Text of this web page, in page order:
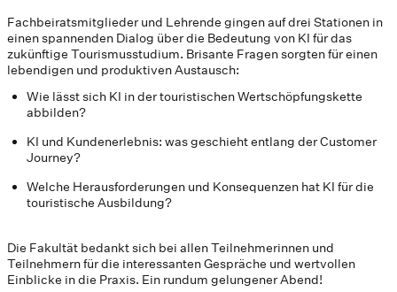
Fachbeiratsmitglieder und Lehrende gingen auf drei Stationen in
einen spannenden Dialog über die Bedeutung von KI für das
zukünftige Tourismusstudium. Brisante Fragen sorgten für einen
lebendigen und produktiven Austausch:
Wie lässt sich KI in der touristischen Wertschöpfungskette
abbilden?
KI und Kundenerlebnis: was geschieht entlang der Customer
Journey?
Welche Herausforderungen und Konsequenzen hat KI für die
touristische Ausbildung?
Die Fakultät bedankt sich bei allen Teilnehmerinnen und
Teilnehmern für die interessanten Gespräche und wertvollen
Einblicke in die Praxis. Ein rundum gelungener Abend!